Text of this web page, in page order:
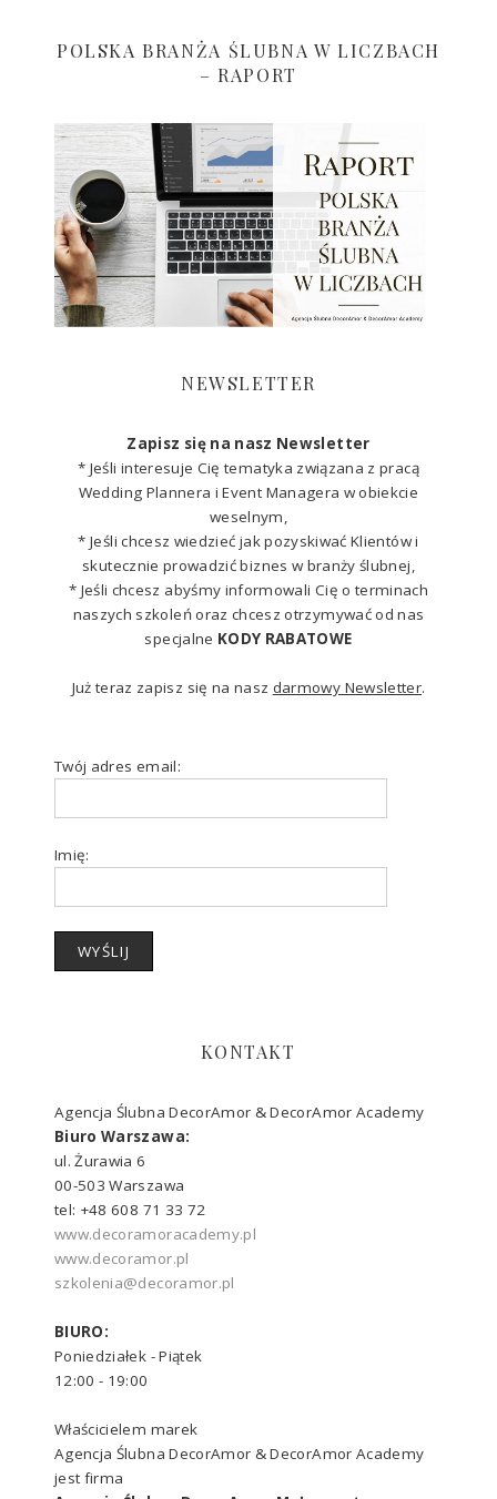
POLSKA BRANŻA ŚLUBNA W LICZBACH
– RAPORT
NEWSLETTER
Zapisz się na nasz Newsletter
* Jeśli interesuje Cię tematyka związana z pracą
Wedding Plannera i Event Managera w obiekcie
weselnym,
* Jeśli chcesz wiedzieć jak pozyskiwać Klientów i
skutecznie prowadzić biznes w branży ślubnej,
* Jeśli chcesz abyśmy informowali Cię o terminach
naszych szkoleń oraz chcesz otrzymywać od nas
specjalne KODY RABATOWE
Już teraz zapisz się na nasz darmowy Newsletter.
Twój adres email:
Imię:
KONTAKT
Agencja Ślubna DecorAmor & DecorAmor Academy
Biuro Warszawa:
ul. Żurawia 6
00-503 Warszawa
tel: +48 608 71 33 72
www.decoramoracademy.pl
www.decoramor.pl
szkolenia@decoramor.pl
BIURO:
Poniedziałek - Piątek
12:00 - 19:00
Właścicielem marek
Agencja Ślubna DecorAmor & DecorAmor Academy
jest firma